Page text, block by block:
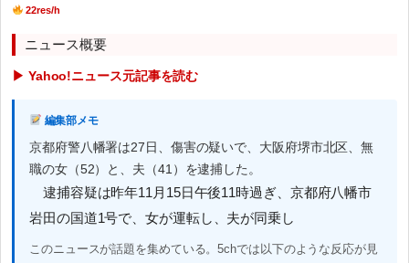
22res/h
ニュース概要
▶ Yahoo!ニュース元記事を読む
編集部メモ
京都府警八幡署は27日、傷害の疑いで、大阪府堺市北区、無
職の女（52）と、夫（41）を逮捕した。
逮捕容疑は昨年11月15日午後11時過ぎ、京都府八幡市
岩田の国道1号で、女が運転し、夫が同乗し
このニュースが話題を集めている。5chでは以下のような反応が見